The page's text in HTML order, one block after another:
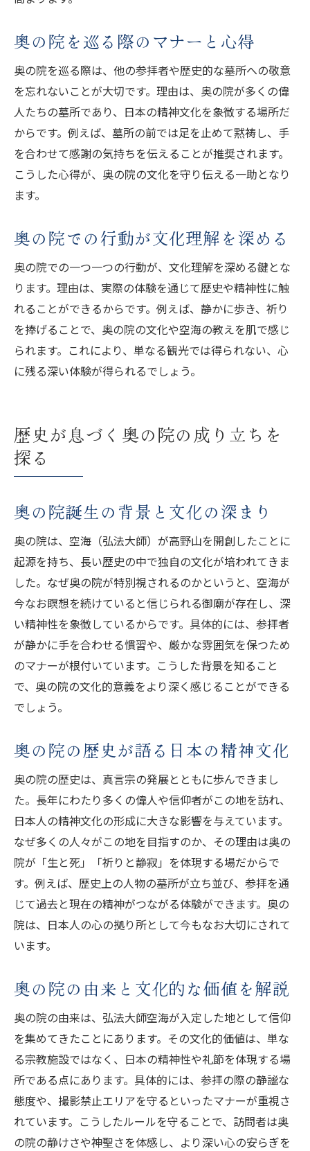
奥の院を巡る際のマナーと心得
奥の院を巡る際は、他の参拝者や歴史的な墓所への敬意
を忘れないことが大切です。理由は、奥の院が多くの偉
人たちの墓所であり、日本の精神文化を象徴する場所だ
からです。例えば、墓所の前では足を止めて黙祷し、手
を合わせて感謝の気持ちを伝えることが推奨されます。
こうした心得が、奥の院の文化を守り伝える一助となり
ます。
奥の院での行動が文化理解を深める
奥の院での一つ一つの行動が、文化理解を深める鍵とな
ります。理由は、実際の体験を通じて歴史や精神性に触
れることができるからです。例えば、静かに歩き、祈り
を捧げることで、奥の院の文化や空海の教えを肌で感じ
られます。これにより、単なる観光では得られない、心
に残る深い体験が得られるでしょう。
歴史が息づく奥の院の成り立ちを
探る
奥の院誕生の背景と文化の深まり
奥の院は、空海（弘法大師）が高野山を開創したことに
起源を持ち、長い歴史の中で独自の文化が培われてきま
した。なぜ奥の院が特別視されるのかというと、空海が
今なお瞑想を続けていると信じられる御廟が存在し、深
い精神性を象徴しているからです。具体的には、参拝者
が静かに手を合わせる慣習や、厳かな雰囲気を保つため
のマナーが根付いています。こうした背景を知ること
で、奥の院の文化的意義をより深く感じることができる
でしょう。
奥の院の歴史が語る日本の精神文化
奥の院の歴史は、真言宗の発展とともに歩んできまし
た。長年にわたり多くの偉人や信仰者がこの地を訪れ、
日本人の精神文化の形成に大きな影響を与えています。
なぜ多くの人々がこの地を目指すのか、その理由は奥の
院が「生と死」「祈りと静寂」を体現する場だからで
す。例えば、歴史上の人物の墓所が立ち並び、参拝を通
じて過去と現在の精神がつながる体験ができます。奥の
院は、日本人の心の拠り所として今もなお大切にされて
います。
奥の院の由来と文化的な価値を解説
奥の院の由来は、弘法大師空海が入定した地として信仰
を集めてきたことにあります。その文化的価値は、単な
る宗教施設ではなく、日本の精神性や礼節を体現する場
所である点にあります。具体的には、参拝の際の静謐な
態度や、撮影禁止エリアを守るといったマナーが重視さ
れています。こうしたルールを守ることで、訪問者は奥
の院の静けさや神聖さを体感し、より深い心の安らぎを